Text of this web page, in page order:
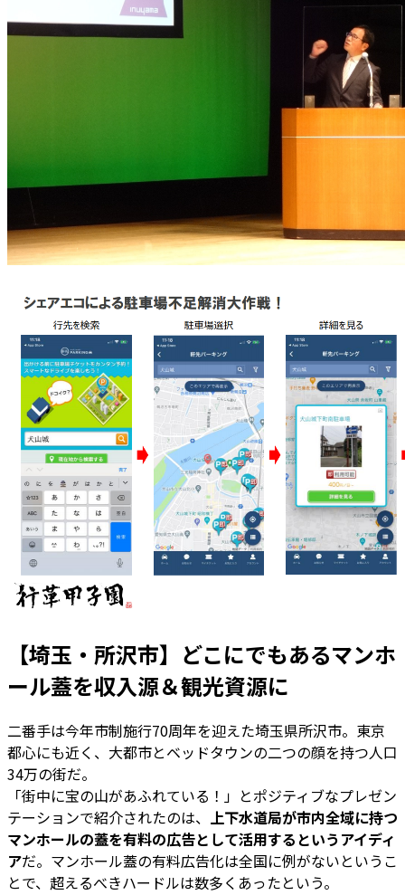
【埼玉・所沢市】どこにでもあるマンホ
ール蓋を収入源＆観光資源に
二番手は今年市制施行70周年を迎えた埼玉県所沢市。東京
都心にも近く、大都市とベッドタウンの二つの顔を持つ人口
34万の街だ。
「街中に宝の山があふれている！」とポジティブなプレゼン
テーションで紹介されたのは、
上下水道局が市内全域に持つ
マンホールの蓋を有料の広告として活用するというアイディ
アだ。マンホール蓋の有料広告化は全国に例がないというこ
とで、超えるべきハードルは数多くあったという。